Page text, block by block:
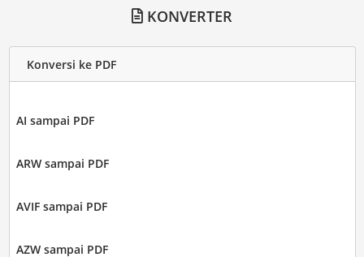
KONVERTER
Konversi ke PDF
AI sampai PDF
ARW sampai PDF
AVIF sampai PDF
AZW sampai PDF